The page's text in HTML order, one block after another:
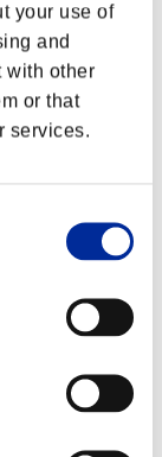
your use of
and
with other
or that
services.